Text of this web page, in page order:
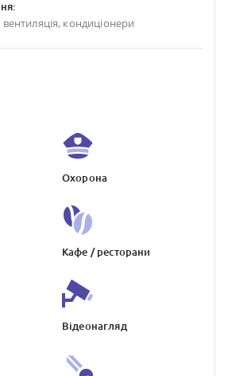
кондиціонери
Охорона
Кафе / ресторани
Відеонагляд